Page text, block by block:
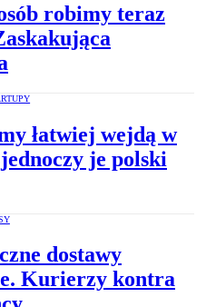
robimy teraz
łatwiej wejdą w
je polski
dostawy
Kurierzy kontra